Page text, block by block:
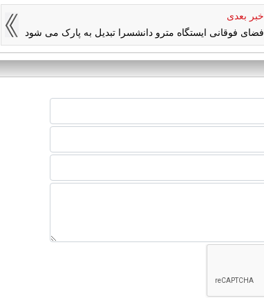
خبر بعدی
فضای فوقانی ایستگاه مترو دانشسرا تبدیل به پارک می شود